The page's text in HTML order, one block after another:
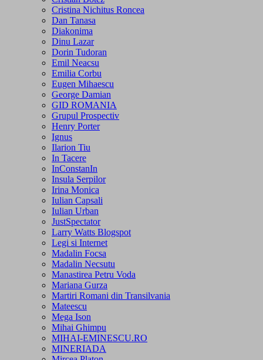
Cristina Nichitus Roncea
Dan Tanasa
Diakonima
Dinu Lazar
Dorin Tudoran
Emil Neacsu
Emilia Corbu
Eugen Mihaescu
George Damian
GID ROMANIA
Grupul Prospectiv
Henry Porter
Ignus
Ilarion Tiu
In Tacere
InConstanIn
Insula Serpilor
Irina Monica
Iulian Capsali
Iulian Urban
JustSpectator
Larry Watts Blogspot
Legi si Internet
Madalin Focsa
Madalin Necsutu
Manastirea Petru Voda
Mariana Gurza
Martiri Romani din Transilvania
Mateescu
Mega Ison
Mihai Ghimpu
MIHAI-EMINESCU.RO
MINERIADA